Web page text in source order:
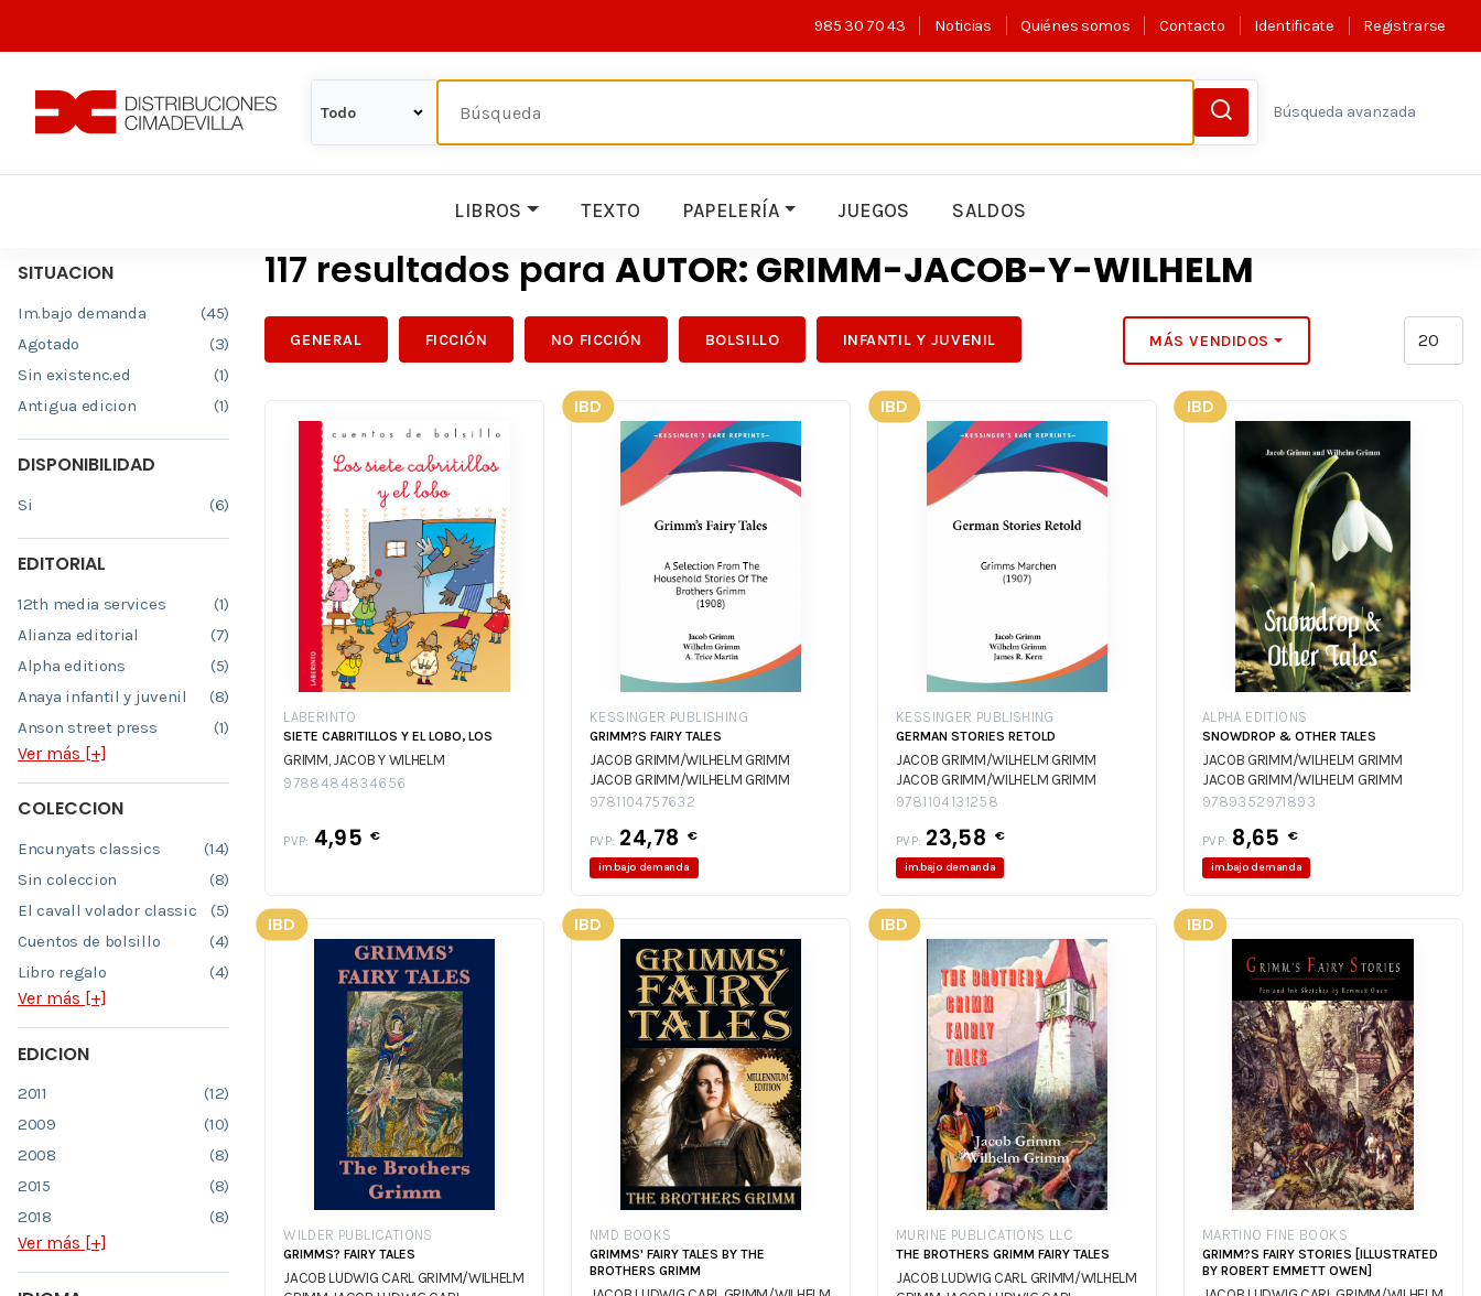
985 30 70 43 Noticias Quiénes somos Contacto Identificate Registrarse
Búsqueda avanzada
LIBROS TEXTO PAPELERÍA JUEGOS SALDOS
SITUACION
Im.bajo demanda
(45)
Agotado
(3)
Sin existenc.ed
(1)
Antigua edicion
(1)
DISPONIBILIDAD
Si (6)
EDITORIAL
12th media services
(1)
Alianza editorial
(7)
Alpha editions
(5)
Anaya infantil y juvenil
(8)
Anson street press
(1)
Ver más [+]
COLECCION
Encunyats classics
(14)
Sin coleccion
(8)
El cavall volador classic
(5)
Cuentos de bolsillo
(4)
Libro regalo
(4)
Ver más [+]
EDICION
2011
(12)
2009
(10)
2008
(8)
2015
(8)
2018
(8)
Ver más [+]
117 resultados para AUTOR: GRIMM-JACOB-Y-WILHELM
GENERAL FICCIÓN NO FICCIÓN BOLSILLO INFANTIL Y JUVENIL MÁS VENDIDOS
LABERINTO
SIETE CABRITILLOS Y EL LOBO, LOS
GRIMM, JACOB Y WILHELM
9788484834656
PVP: 4,95 €
IBD
KESSINGER PUBLISHING
GRIMM?S FAIRY TALES
JACOB GRIMM/WILHELM GRIMM
JACOB GRIMM/WILHELM GRIMM
9781104757632
PVP: 24,78 €
im.bajo demanda
IBD
KESSINGER PUBLISHING
GERMAN STORIES RETOLD
JACOB GRIMM/WILHELM GRIMM
JACOB GRIMM/WILHELM GRIMM
9781104131258
PVP: 23,58 €
im.bajo demanda
IBD
ALPHA EDITIONS
SNOWDROP & OTHER TALES
JACOB GRIMM/WILHELM GRIMM
JACOB GRIMM/WILHELM GRIMM
9789352971893
PVP: 8,65 €
im.bajo demanda
IBD
WILDER PUBLICATIONS
GRIMMS? FAIRY TALES
JACOB LUDWIG CARL GRIMM/WILHELM
IBD
NMD BOOKS
GRIMMS' FAIRY TALES BY THE
BROTHERS GRIMM
IBD
MURINE PUBLICATIONS LLC
THE BROTHERS GRIMM FAIRY TALES
JACOB LUDWIG CARL GRIMM/WILHELM
IBD
MARTINO FINE BOOKS
GRIMM?S FAIRY STORIES [ILLUSTRATED
BY ROBERT EMMETT OWEN]